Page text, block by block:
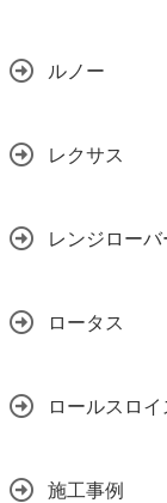
ルノー
レクサス
レンジローバ
ロータス
ロールスロイ
施工事例